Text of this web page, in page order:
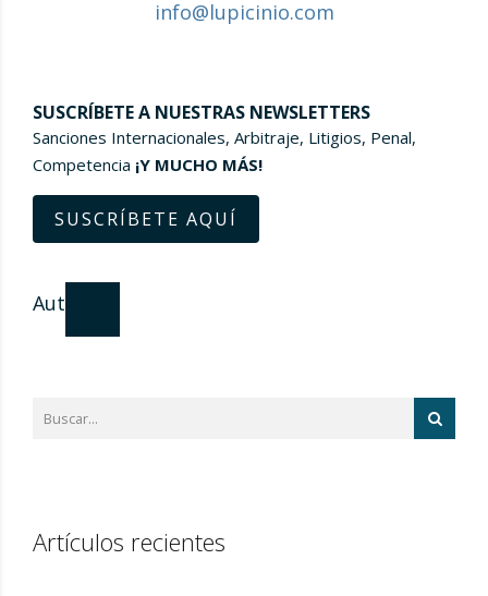
info@lupicinio.com
SUSCRÍBETE A NUESTRAS NEWSLETTERS
Sanciones Internacionales, Arbitraje, Litigios, Penal,
Competencia ¡Y MUCHO MÁS!
SUSCRÍBETE AQUÍ
Autor
Artículos recientes